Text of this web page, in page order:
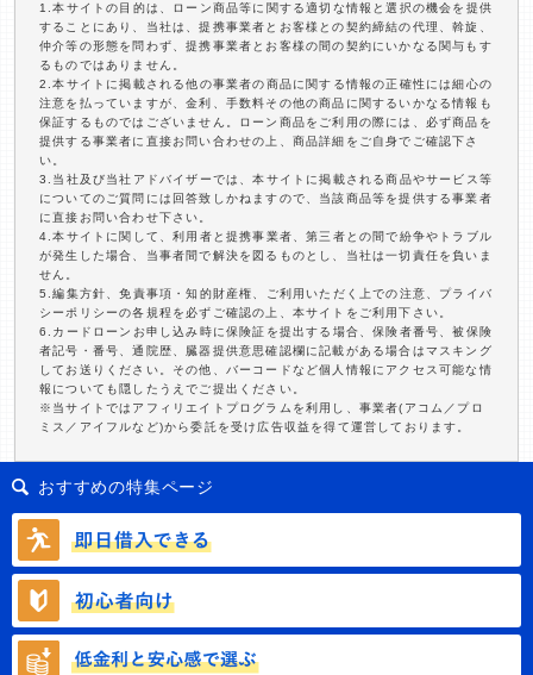
1.本サイトの目的は、ローン商品等に関する適切な情報と選択の機会を提供
することにあり、当社は、提携事業者とお客様との契約締結の代理、斡旋、
仲介等の形態を問わず、提携事業者とお客様の間の契約にいかなる関与もす
るものではありません。
2.本サイトに掲載される他の事業者の商品に関する情報の正確性には細心の
注意を払っていますが、金利、手数料その他の商品に関するいかなる情報も
保証するものではございません。ローン商品をご利用の際には、必ず商品を
提供する事業者に直接お問い合わせの上、商品詳細をご自身でご確認下さ
い。
3.当社及び当社アドバイザーでは、本サイトに掲載される商品やサービス等
についてのご質問には回答致しかねますので、当該商品等を提供する事業者
に直接お問い合わせ下さい。
4.本サイトに関して、利用者と提携事業者、第三者との間で紛争やトラブル
が発生した場合、当事者間で解決を図るものとし、当社は一切責任を負いま
せん。
5.編集方針、免責事項・知的財産権、ご利用いただく上での注意、プライバ
シーポリシーの各規程を必ずご確認の上、本サイトをご利用下さい。
6.カードローンお申し込み時に保険証を提出する場合、保険者番号、被保険
者記号・番号、通院歴、臓器提供意思確認欄に記載がある場合はマスキング
してお送りください。その他、バーコードなど個人情報にアクセス可能な情
報についても隠したうえでご提出ください。
※当サイトではアフィリエイトプログラムを利用し、事業者(アコム／プロ
ミス／アイフルなど)から委託を受け広告収益を得て運営しております。
おすすめの特集ページ